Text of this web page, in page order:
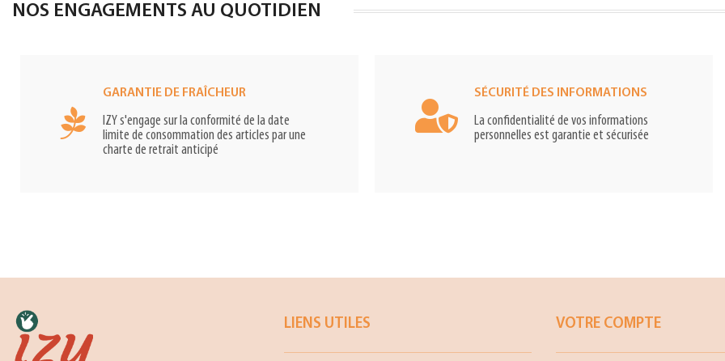
NOS ENGAGEMENTS AU QUOTIDIEN
GARANTIE DE FRAÎCHEUR
IZY s'engage sur la conformité de la date
limite de consommation des articles par une
charte de retrait anticipé
SÉCURITÉ DES INFORMATIONS
La confidentialité de vos informations
personnelles est garantie et sécurisée
LIENS UTILES VOTRE COMPTE